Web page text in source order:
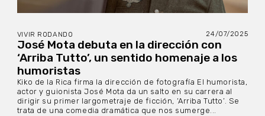
VIVIR RODANDO 24/07/2025
José Mota debuta en la dirección con
‘Arriba Tutto’, un sentido homenaje a los
humoristas
Kiko de la Rica firma la dirección de fotografía El humorista,
actor y guionista José Mota da un salto en su carrera al
dirigir su primer largometraje de ficción, ‘Arriba Tutto’. Se
trata de una comedia dramática que nos sumerge...